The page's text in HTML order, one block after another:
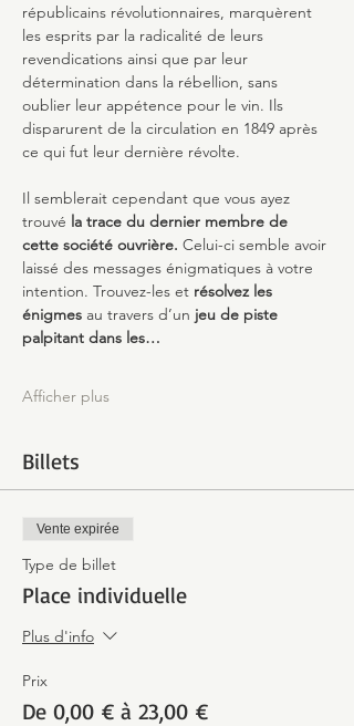
républicains révolutionnaires, marquèrent
les esprits par la radicalité de leurs
revendications ainsi que par leur
détermination dans la rébellion, sans
oublier leur appétence pour le vin. Ils
disparurent de la circulation en 1849 après
ce qui fut leur dernière révolte.
Il semblerait cependant que vous ayez
trouvé la trace du dernier membre de
cette société ouvrière. Celui-ci semble avoir
laissé des messages énigmatiques à votre
intention. Trouvez-les et résolvez les
énigmes au travers d’un jeu de piste
palpitant dans les…
Afficher plus
Billets
Vente expirée
Type de billet
Place individuelle
Plus d'info
Prix
De 0,00 € à 23,00 €